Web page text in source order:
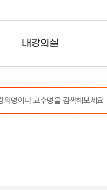
내강의실
강의리스트
수강확인증강의